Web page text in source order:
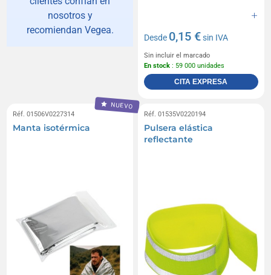
nosotros y
recomiendan Vegea.
Desde 0,15 €sin IVA
Sin incluir el marcado
En stock : 59 000 unidades
CITA EXPRESA
NUEVO
Réf. 01506V0227314
Manta isotérmica
Réf. 01535V0220194
Pulsera elástica
reflectante